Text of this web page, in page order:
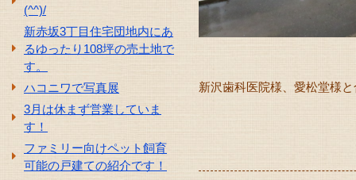
(^^)/
新赤坂3丁目住宅団地内にあ
るゆったり108坪の売土地で
す。
ハコニワで写真展
3月は休まず営業していま
す！
ファミリー向けペット飼育
可能の戸建ての紹介です！
新沢歯科医院様、愛松堂様